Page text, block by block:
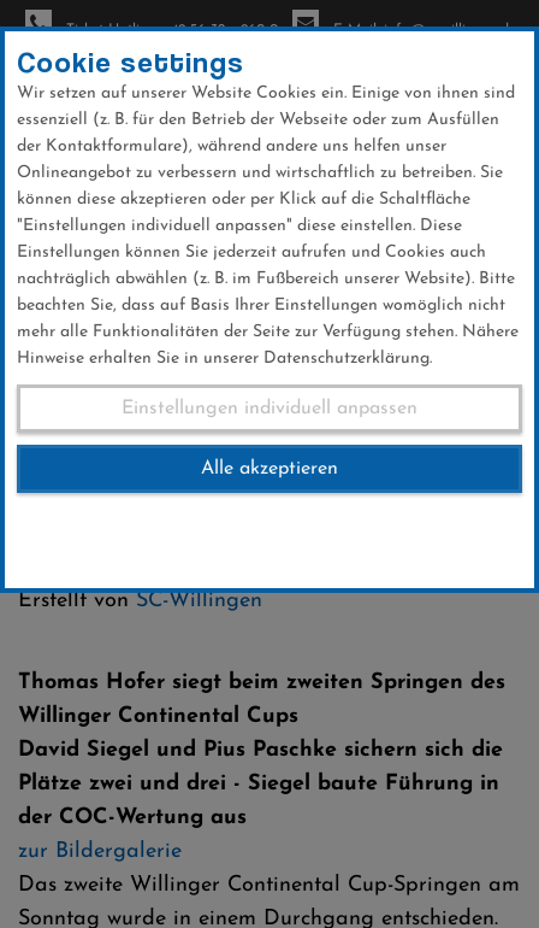
Direkt
zum
Inhalt
Ticket-Hotline: +49 56 32 - 960-0 E-Mail: info@sc-willingen.de
News
2. FIS Skisprung COC Willingen
2016
Erstellt vonSC-Willingen
Thomas Hofer siegt beim zweiten Springen des
Willinger Continental Cups
David Siegel und Pius Paschke sichern sich die
Plätze zwei und drei - Siegel baute Führung in
der COC-Wertung aus
zur Bildergalerie
Das zweite Willinger Continental Cup-Springen am
Sonntag wurde in einem Durchgang entschieden.
Cookie settings
Wir setzen auf unserer Website Cookies ein. Einige von ihnen sind
essenziell (z. B. für den Betrieb der Webseite oder zum Ausfüllen
der Kontaktformulare), während andere uns helfen unser
Onlineangebot zu verbessern und wirtschaftlich zu betreiben. Sie
können diese akzeptieren oder per Klick auf die Schaltfläche
"Einstellungen individuell anpassen" diese einstellen. Diese
Einstellungen können Sie jederzeit aufrufen und Cookies auch
nachträglich abwählen (z. B. im Fußbereich unserer Website). Bitte
beachten Sie, dass auf Basis Ihrer Einstellungen womöglich nicht
mehr alle Funktionalitäten der Seite zur Verfügung stehen. Nähere
Hinweise erhalten Sie in unserer Datenschutzerklärung.
Einstellungen individuell anpassen
Alle akzeptieren